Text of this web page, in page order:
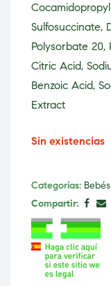
Sulfosuccinate,
Polysorbate 20,
Citric Acid,
Benzoic Acid,
Extract
Sin existencias
Categorías:
Compartir: